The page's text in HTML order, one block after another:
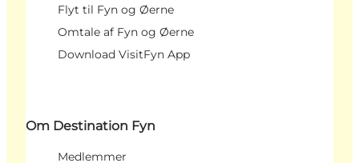
Flyt til Fyn og Øerne
Omtale af Fyn og Øerne
Download VisitFyn App
Om Destination Fyn
Medlemmer